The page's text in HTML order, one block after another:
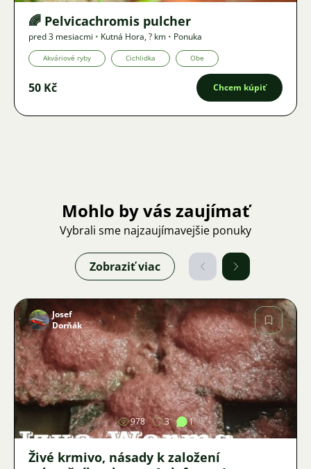
🌈 Pelvicachromis pulcher
pred 3 mesiacmi • Kutná Hora,? km • Ponuka
Akváriové ryby Cichlidka Obe
50 Kč Chcem kúpiť
Mohlo by vás zaujímať
Vybrali sme najzaujímavejšie ponuky
Zobraziť viac
Obrázok
Josef
Dorňák
978 3 1
Živé krmivo, násady k založení